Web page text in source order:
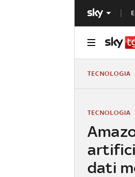
TECNOLOGIA
dati
TECNOLOGIA